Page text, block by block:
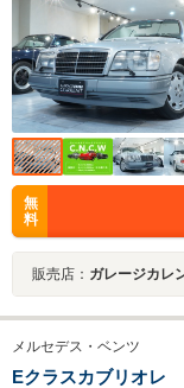
無
料
販売店： ガレージカレ
メルセデス・ベンツ
Eクラスカブリオレ